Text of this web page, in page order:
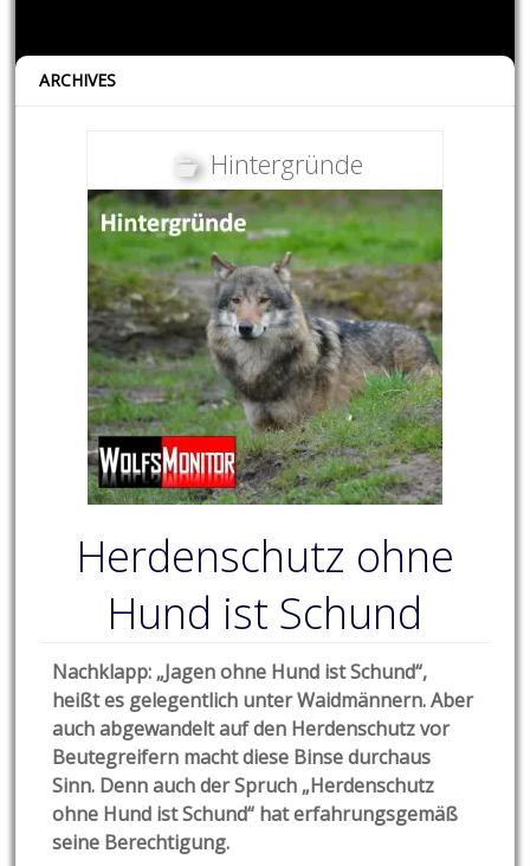
ARCHIVES
Hintergründe
Herdenschutz ohne
Hund ist Schund
Nachklapp: „Jagen ohne Hund ist Schund“,
heißt es gelegentlich unter Waidmännern. Aber
auch abgewandelt auf den Herdenschutz vor
Beutegreifern macht diese Binse durchaus
Sinn. Denn auch der Spruch „Herdenschutz
ohne Hund ist Schund“ hat erfahrungsgemäß
seine Berechtigung.